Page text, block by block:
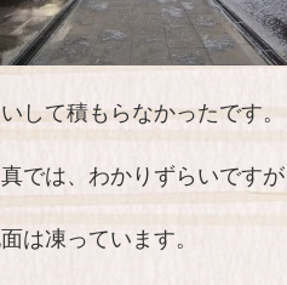
して積もらなかったです。
では、わかりずらいですが
は凍っています。